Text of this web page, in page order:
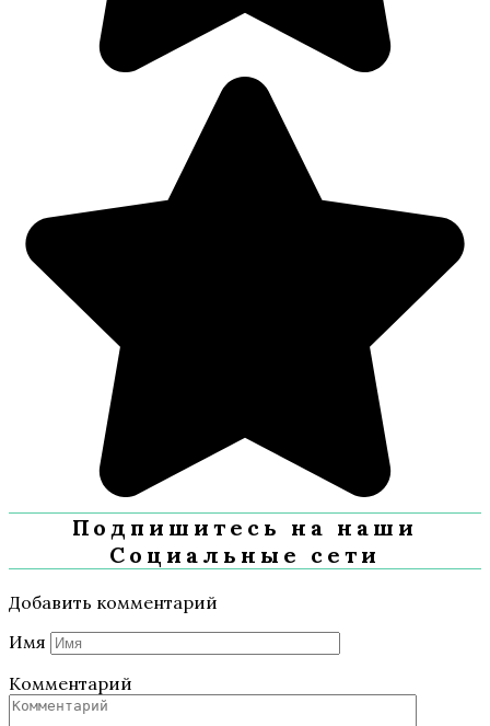
Подпишитесь на наши
Социальные сети
Добавить комментарий
Имя
Комментарий